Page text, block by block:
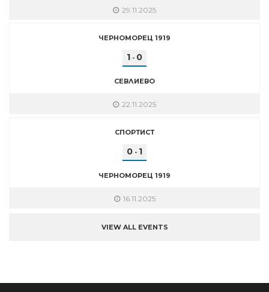
29.11.2025
ЧЕРНОМОРЕЦ 1919
1 - 0
СЕВЛИЕВО
22.11.2025
СПОРТИСТ
0 - 1
ЧЕРНОМОРЕЦ 1919
16.11.2025
VIEW ALL EVENTS